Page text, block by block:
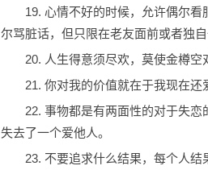
19. 心情不好的时候，允许偶尔
尔骂脏话，但只限在老友面前或者独
20. 人生得意须尽欢，莫使金樽空
21. 你对我的价值就在于我现在
22. 事物都是有两面性的对于失
失去了一个爱他人。
23. 不要追求什么结果，每个人结